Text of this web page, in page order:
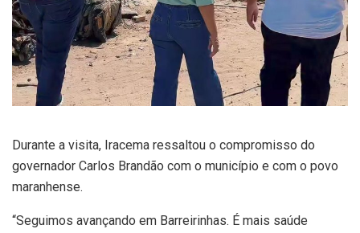
Durante a visita, Iracema ressaltou o compromisso do
governador Carlos Brandão com o município e com o povo
maranhense.
“Seguimos avançando em Barreirinhas. É mais saúde